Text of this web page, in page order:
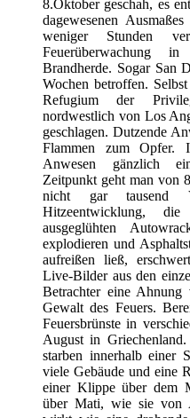
8.Oktober geschah, es
dagewesenen
weniger Stunden
Feuerüberwachung
Brandherde. Sogar San
Wochen betroffen.
Refugium der
nordwestlich von Los
geschlagen. Dutzende
Flammen zum Opfer.
Anwesen gänzlich
Zeitpunkt geht man von
nicht gar tausend
Hitzeentwicklung,
ausgeglühten
explodieren und
aufreißen ließ,
Live-Bilder aus den
Betrachter eine Ahnung
Gewalt des Feuers.
Feuersbrünste in
August in
starben innerhalb einer
viele Gebäude und eine
einer Klippe über dem
über Mati, wie sie von